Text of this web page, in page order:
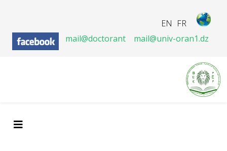
FR
EN
mail@doctorant
mail@univ-oran1.dz